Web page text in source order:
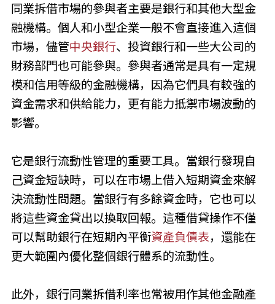
同業拆借市場的參與者主要是銀行和其他大型金
融機構。個人和小型企業一般不會直接進入這個
市場，儘管中央銀行、投資銀行和一些大公司的
財務部門也可能參與。參與者通常是具有一定規
模和信用等級的金融機構，因為它們具有較強的
資金需求和供給能力，更有能力抵禦市場波動的
影響。
它是銀行流動性管理的重要工具。當銀行發現自
己資金短缺時，可以在市場上借入短期資金來解
決流動性問題。當銀行有多餘資金時，它也可以
將這些資金貸出以換取回報。這種借貸操作不僅
可以幫助銀行在短期內平衡資產負債表，還能在
更大範圍內優化整個銀行體系的流動性。
此外，銀行同業拆借利率也常被用作其他金融產